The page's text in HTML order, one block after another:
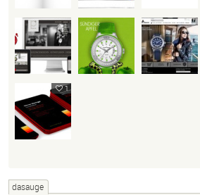
1
dasauge